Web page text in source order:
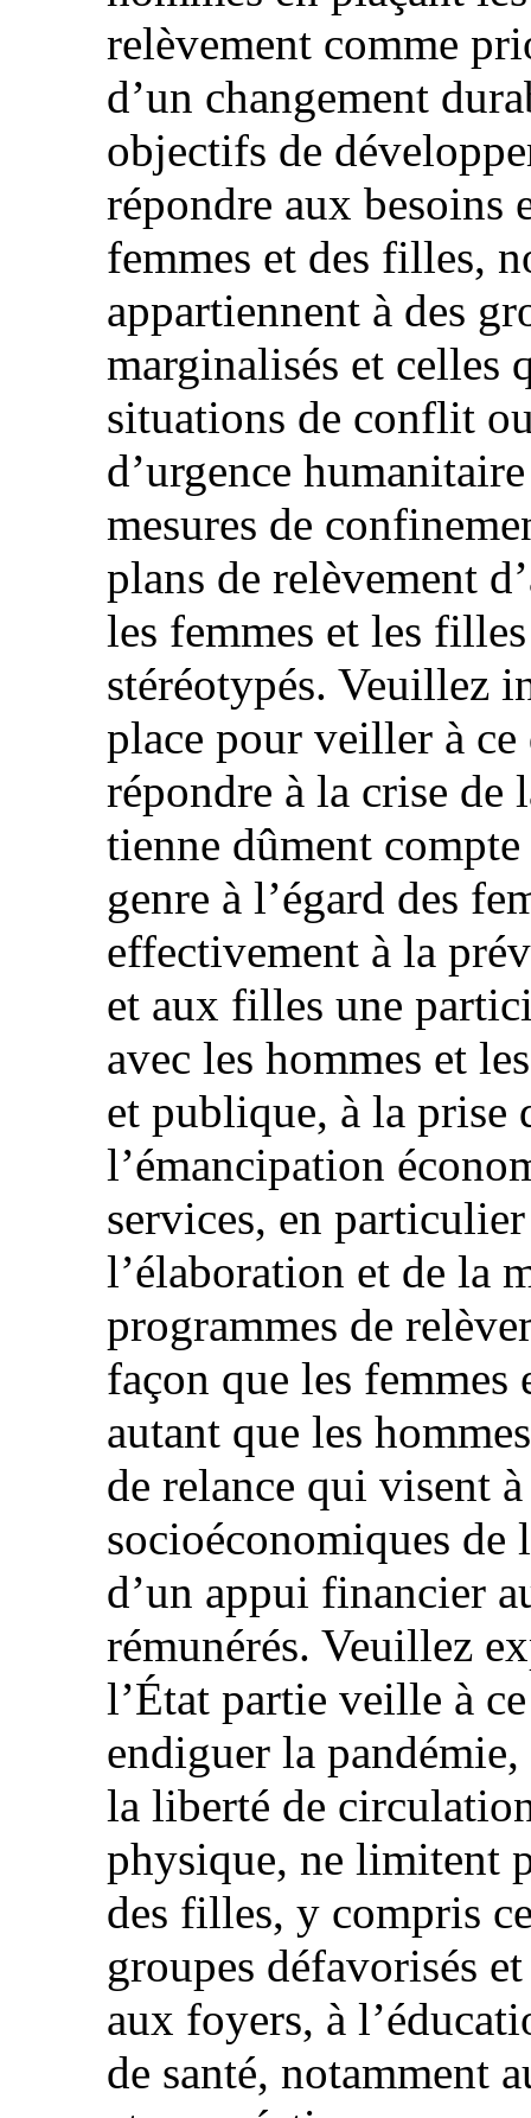
relèvement comme
d’un changement
objectifs de
répondre aux besoins
femmes et des filles,
appartiennent à des
marginalisés et celles
situations de conflit
d’urgence
mesures de
plans de relèvement
les femmes et les
stéréotypés. Veuillez
place pour veiller à ce
répondre à la crise de
tienne dûment
genre à l’égard des
effectivement à la
et aux filles une
avec les hommes et
et publique, à la prise
l’émancipation
services, en
l’élaboration et de la
programmes de
façon que les
autant que les
de relance qui visent
socioéconomiques de
d’un appui financier
rémunérés. Veuillez
l’État partie veille à
endiguer la
la liberté de
physique, ne limitent
des filles, y compris
groupes défavorisés
aux foyers, à
de santé, notamment